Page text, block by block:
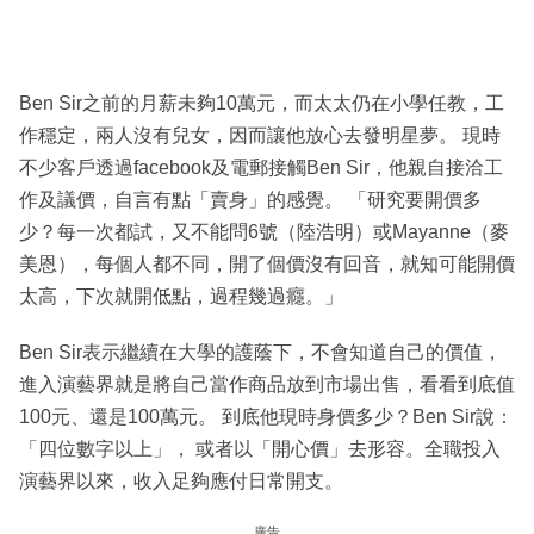
Ben Sir之前的月薪未夠10萬元，而太太仍在小學任教，工
作穩定，兩人沒有兒女，因而讓他放心去發明星夢。 現時
不少客戶透過facebook及電郵接觸Ben Sir，他親自接洽工
作及議價，自言有點「賣身」的感覺。 「研究要開價多
少？每一次都試，又不能問6號（陸浩明）或Mayanne（麥
美恩），每個人都不同，開了個價沒有回音，就知可能開價
太高，下次就開低點，過程幾過癮。」
Ben Sir表示繼續在大學的護蔭下，不會知道自己的價值，
進入演藝界就是將自己當作商品放到市場出售，看看到底值
100元、還是100萬元。 到底他現時身價多少？Ben Sir說：
「四位數字以上」， 或者以「開心價」去形容。全職投入
演藝界以來，收入足夠應付日常開支。
廣告